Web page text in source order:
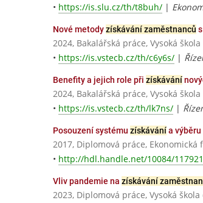
• https://is.slu.cz/th/t8buh/ |
Nové metodyzískávání zaměstnanců
2024, Bakalářská práce, Vysoká
• https://is.vstecb.cz/th/c6y6s/ |
Benefity a jejich role při získávání
2024, Bakalářská práce, Vysoká
• https://is.vstecb.cz/th/lk7ns/ |
Posouzení systému získávánía výběru
2017, Diplomová práce,
• http://hdl.handle.net/10084/117921
Vliv pandemie na získávání
2023, Diplomová práce, Vysoká